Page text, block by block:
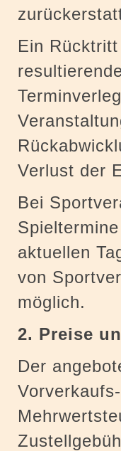
Ein
Verlust der
Bei
aktuellen
von
möglich.
2. Preise
Der